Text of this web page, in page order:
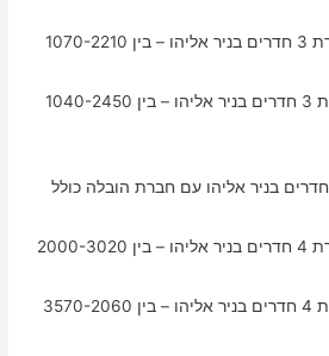
טווח המחירים להובלת דירת 3 חדרים בניר אליהו – בין 1070-2210
טווח המחירים לאריזה דירת 3 חדרים בניר אליהו – בין 1040-2450
כמה עולה להוביל דירת 4 חדרים בניר אליהו עם חברת הובלה כולל
טווח המחירים להובלת דירת 4 חדרים בניר אליהו – בין 2000-3020
טווח המחירים לאריזה דירת 4 חדרים בניר אליהו – בין 3570-2060